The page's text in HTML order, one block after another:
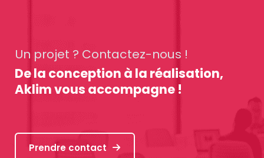
Un projet ? Contactez-nous !
De la conception à la réalisation,
Aklim vous accompagne !
Prendre contact